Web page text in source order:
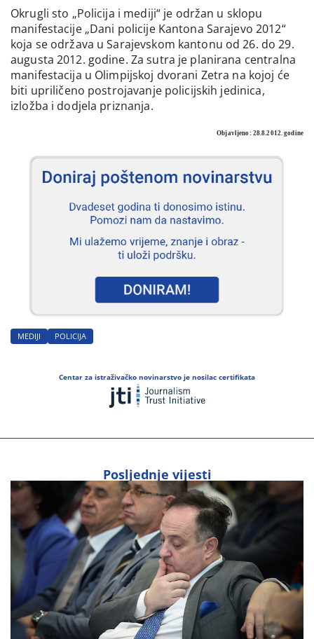
Okrugli sto „Policija i mediji“ je održan u sklopu
manifestacije „Dani policije Kantona Sarajevo 2012“
koja se održava u Sarajevskom kantonu od 26. do 29.
augusta 2012. godine. Za sutra je planirana centralna
manifestacija u Olimpijskoj dvorani Zetra na kojoj će
biti upriličeno postrojavanje policijskih jedinica,
izložba i dodjela priznanja.
Objavljeno: 28.8.2012. godine
MEDIJI POLICIJA
Centar za istraživačko novinarstvo je nosilac certifikata
Posljednje vijesti